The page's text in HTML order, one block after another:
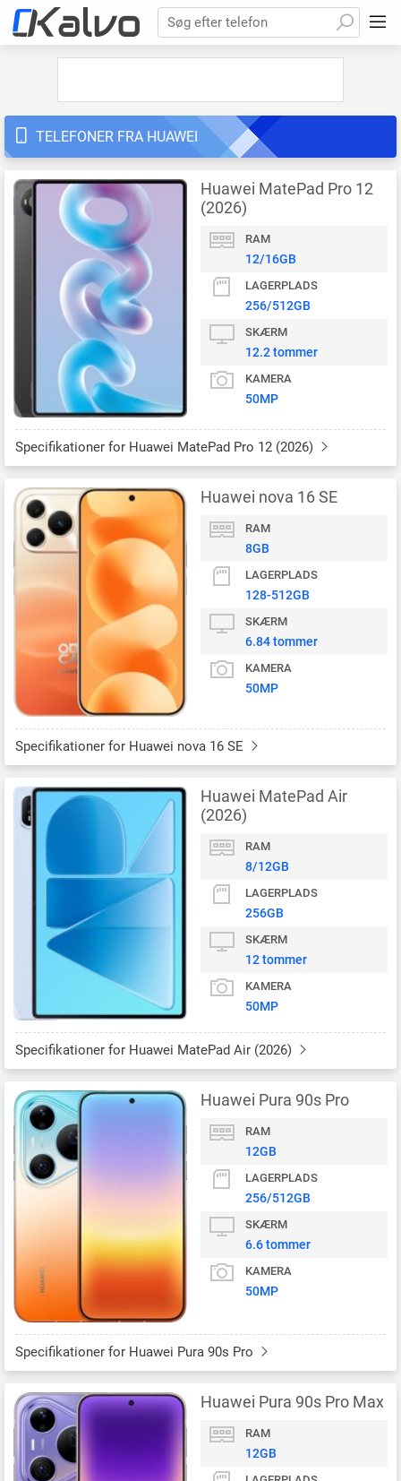
Søg efter telefon
TELEFONER FRA HUAWEI
Huawei MatePad Pro 12
(2026)
RAM
12/16GB
LAGERPLADS
256/512GB
SKÆRM
12.2 tommer
KAMERA
50MP
Specifikationer for Huawei MatePad Pro 12 (2026)
Huawei nova 16 SE
RAM
8GB
LAGERPLADS
128-512GB
SKÆRM
6.84 tommer
KAMERA
50MP
Specifikationer for Huawei nova 16 SE
Huawei MatePad Air
(2026)
RAM
8/12GB
LAGERPLADS
256GB
SKÆRM
12 tommer
KAMERA
50MP
Specifikationer for Huawei MatePad Air (2026)
Huawei Pura 90s Pro
RAM
12GB
LAGERPLADS
256/512GB
SKÆRM
6.6 tommer
KAMERA
50MP
Specifikationer for Huawei Pura 90s Pro
Huawei Pura 90s Pro Max
RAM
12GB